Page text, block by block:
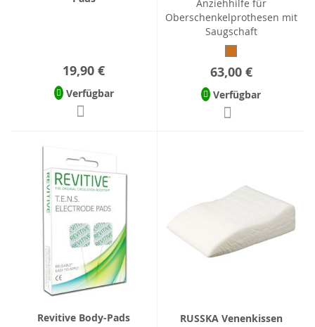
19,90 €
Verfügbar
Anziehhilfe für
Oberschenkelprothesen mit
Saugschaft
63,00 €
Verfügbar
Revitive Body-Pads
RUSSKA Venenkissen